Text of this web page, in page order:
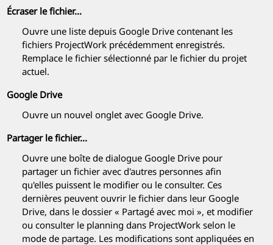
Écraser le fichier...
Ouvre une liste depuis Google Drive contenant les
fichiers ProjectWork précédemment enregistrés.
Remplace le fichier sélectionné par le fichier du projet
actuel.
Google Drive
Ouvre un nouvel onglet avec Google Drive.
Partager le fichier...
Ouvre une boîte de dialogue Google Drive pour
partager un fichier avec d'autres personnes afin
qu'elles puissent le modifier ou le consulter. Ces
dernières peuvent ouvrir le fichier dans leur Google
Drive, dans le dossier « Partagé avec moi », et modifier
ou consulter le planning dans ProjectWork selon le
mode de partage. Les modifications sont appliquées en